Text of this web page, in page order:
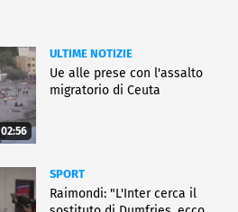
02:56
ULTIME NOTIZIE
Ue alle prese con l'assalto
migratorio di Ceuta
SPORT
Raimondi: "L'Inter cerca il